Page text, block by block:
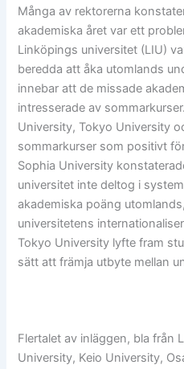
Många av rektorerna
akademiska året var ett
Linköpings universitet (LIU)
beredda att åka utomlands
innebar att de missade
intresserade av
University, Tokyo University
sommarkurser som positivt
Sophia University
universitet inte deltog i
akademiska poäng
universitetens
Tokyo University lyfte fram
sätt att främja utbyte mellan
Flertalet av inläggen, bla från
University, Keio University,